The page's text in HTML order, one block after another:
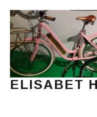
ELISABET